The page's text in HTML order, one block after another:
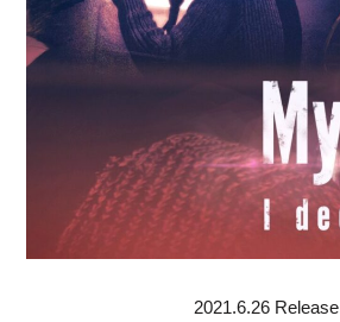
2021.6.26 Release